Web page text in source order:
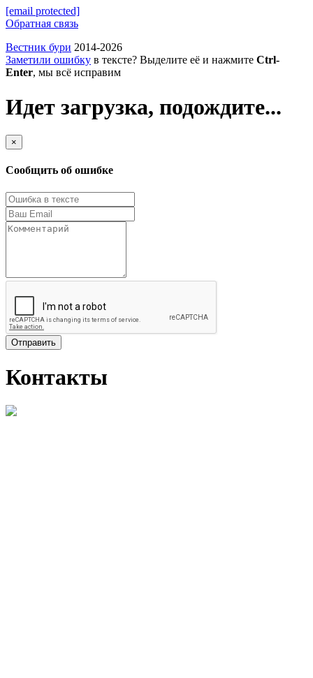
[email protected]
Обратная связь
Вестник бури 2014-2026
Заметили ошибку в тексте? Выделите её и нажмите Ctrl-
Enter, мы всё исправим
Идет загрузка, подождите...
×
Сообщить об ошибке
Отправить
Контакты